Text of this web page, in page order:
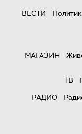
ВЕСТИ
МАГАЗИН
ТВ
РАДИО